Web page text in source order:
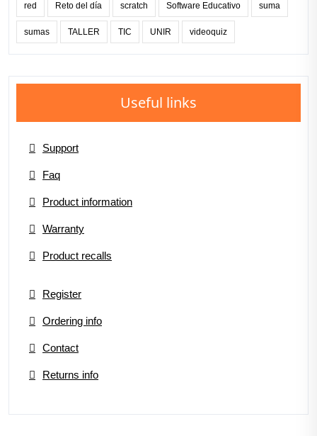
red Reto del día scratch Software Educativo suma
sumas TALLER TIC UNIR videoquiz
Useful links
Support
Faq
Product information
Warranty
Product recalls
Register
Ordering info
Contact
Returns info